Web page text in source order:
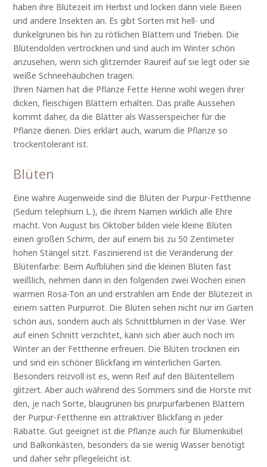
haben ihre Blütezeit im Herbst und locken dann viele Bieen
und andere Insekten an. Es gibt Sorten mit hell- und
dunkelgrünen bis hin zu rötlichen Blättern und Trieben. Die
Blütendolden vertrocknen und sind auch im Winter schön
anzusehen, wenn sich glitzernder Raureif auf sie legt oder sie
weiße Schneehäubchen tragen.
Ihren Namen hat die Pflanze Fette Henne wohl wegen ihrer
dicken, fleischigen Blättern erhalten. Das pralle Aussehen
kommt daher, da die Blätter als Wasserspeicher für die
Pflanze dienen. Dies erklärt auch, warum die Pflanze so
trockentolerant ist.
Blüten
Eine wahre Augenweide sind die Blüten der Purpur-Fetthenne
(Sedum telephium L.), die ihrem Namen wirklich alle Ehre
macht. Von August bis Oktober bilden viele kleine Blüten
einen großen Schirm, der auf einem bis zu 50 Zentimeter
hohen Stängel sitzt. Faszinierend ist die Veränderung der
Blütenfarbe: Beim Aufblühen sind die kleinen Blüten fast
weißlich, nehmen dann in den folgenden zwei Wochen einen
warmen Rosa-Ton an und erstrahlen am Ende der Blütezeit in
einem satten Purpurrot. Die Blüten sehen nicht nur im Garten
schön aus, sondern auch als Schnittblumen in der Vase. Wer
auf einen Schnitt verzichtet, kann sich aber auch noch im
Winter an der Fetthenne erfreuen. Die Blüten trocknen ein
und sind ein schöner Blickfang im winterlichen Garten.
Besonders reizvoll ist es, wenn Reif auf den Blütentellern
glitzert. Aber auch während des Sommers sind die Horste mit
den, je nach Sorte, blaugrünen bis prurpurfarbenen Blättern
der Purpur-Fetthenne ein attraktiver Blickfang in jeder
Rabatte. Gut geeignet ist die Pflanze auch für Blumenkübel
und Balkonkästen, besonders da sie wenig Wasser benötigt
und daher sehr pflegeleicht ist.